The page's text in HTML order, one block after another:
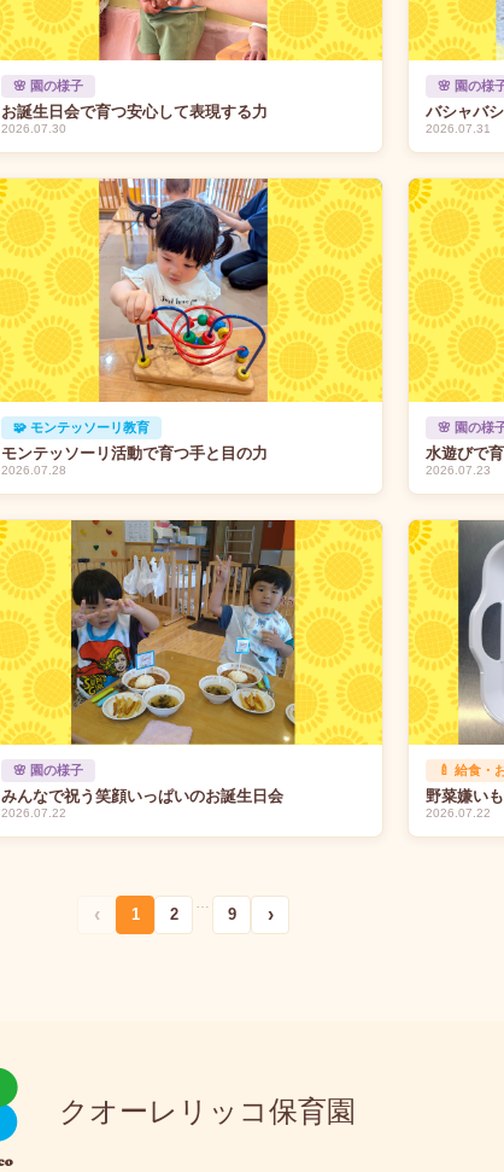
🌸 園の様子
お誕生日会で育つ安心して表現する力
2026.07.30
🌸 園の様
バシャバ
2026.07.31
🧩 モンテッソーリ教育
モンテッソーリ活動で育つ手と目の力
2026.07.28
🌸 園の様
水遊びで
2026.07.23
🌸 園の様子
みんなで祝う笑顔いっぱいのお誕生日会
2026.07.22
🍼 給食・
野菜嫌い
2026.07.22
‹ 1 2
…
9 ›
クオーレリッコ保育園